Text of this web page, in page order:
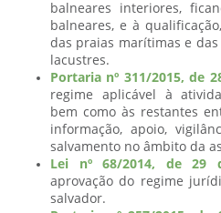
balneares interiores,
balneares, e à
das praias marítimas e
lacustres.
Portaria nº 311/2015, de
regime aplicável à
bem como às restantes
informação, apoio,
salvamento no âmbito da
Lei nº 68/2014, de 29
aprovação do regime
salvador.